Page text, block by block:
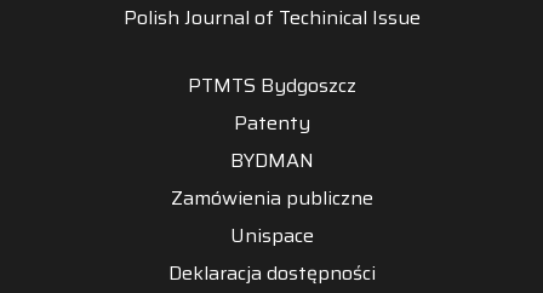
Polish Journal of Techinical Issue
PTMTS Bydgoszcz
Patenty
BYDMAN
Zamówienia publiczne
Unispace
Deklaracja dostępności